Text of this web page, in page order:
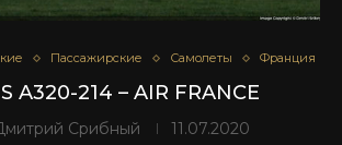
Пассажирские Самолеты Франция
A320-214 – AIR FRANCE
Срибный 11.07.2020